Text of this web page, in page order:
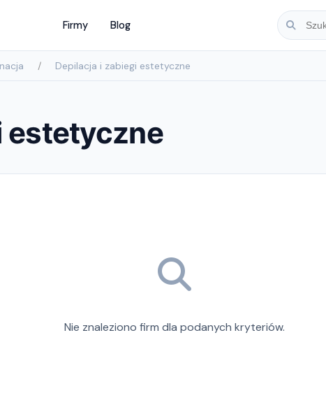
Firmy Blog
Depilacja i zabiegi estetyczne
estetyczne
Nie znaleziono firm dla podanych kryteriów.